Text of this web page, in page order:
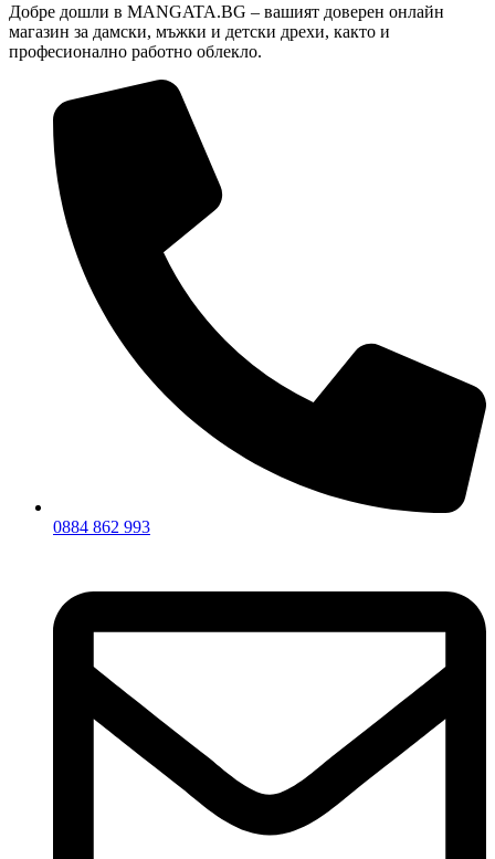
Добре дошли в MANGATA.BG – вашият доверен онлайн
магазин за дамски, мъжки и детски дрехи, както и
професионално работно облекло.
0884 862 993